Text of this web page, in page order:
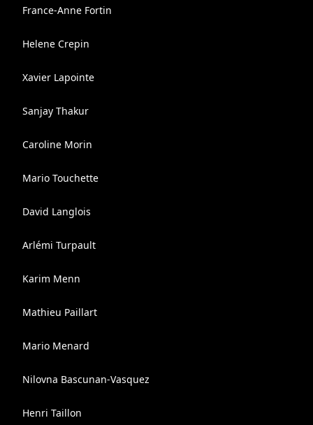
France-Anne Fortin
Helene Crepin
Xavier Lapointe
Sanjay Thakur
Caroline Morin
Mario Touchette
David Langlois
Arlémi Turpault
Karim Menn
Mathieu Paillart
Mario Menard
Nilovna Bascunan-Vasquez
Henri Taillon